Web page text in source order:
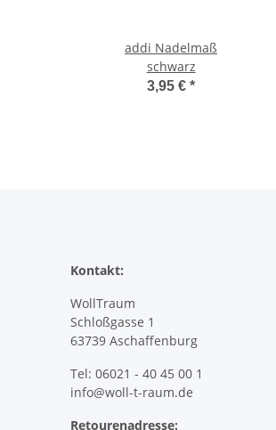
addi Nadelmaß
schwarz
3,95 € *
Kontakt:
WollTraum
Schloßgasse 1
63739 Aschaffenburg
Tel: 06021 - 40 45 00 1
info@woll-t-raum.de
Retourenadresse: